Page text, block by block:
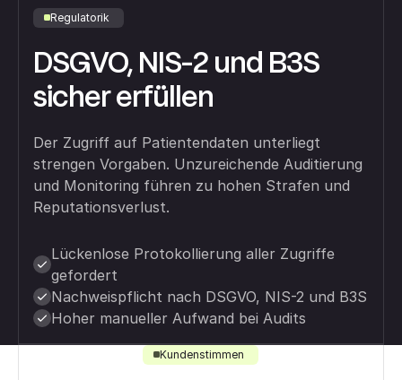
Regulatorik
DSGVO, NIS-2 und B3S
sicher erfüllen
Der Zugriff auf Patientendaten unterliegt
strengen Vorgaben. Unzureichende Auditierung
und Monitoring führen zu hohen Strafen und
Reputationsverlust.
Lückenlose Protokollierung aller Zugriffe
gefordert
Nachweispflicht nach DSGVO, NIS-2 und B3S
Hoher manueller Aufwand bei Audits
Kundenstimmen